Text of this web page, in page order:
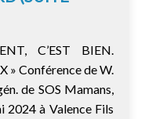
C’EST BIEN.
» Conférence de W.
de SOS Mamans,
2024 à Valence Fils